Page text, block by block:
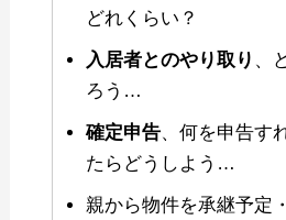
どれくらい？
入居者とのやり取り 、
ろう…
確定申告、何を申告す
たらどうしよう…
親から物件を承継予定